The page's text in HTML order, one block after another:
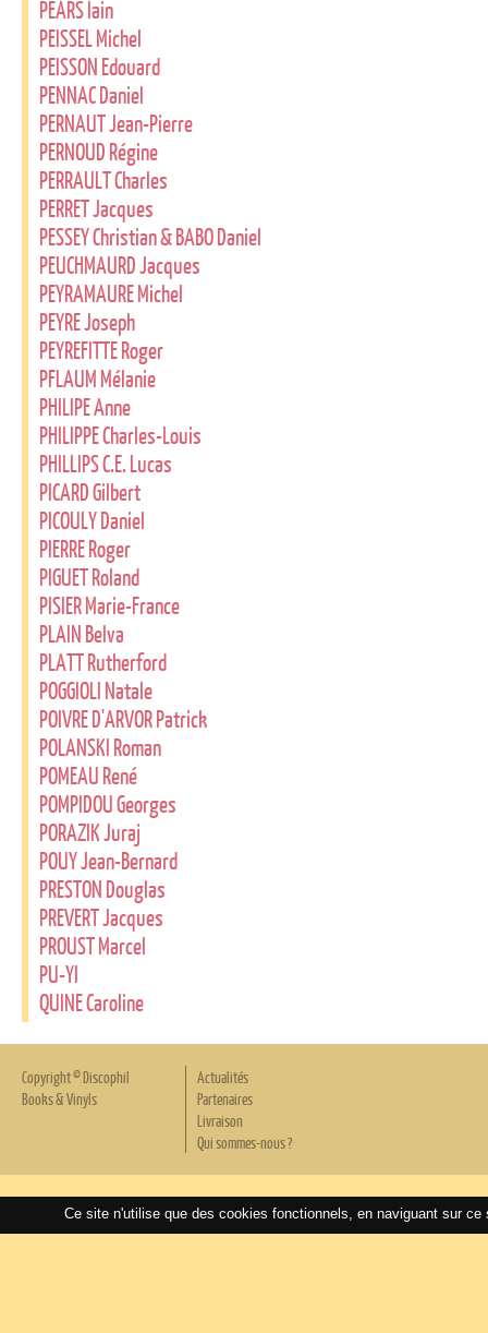
PEARS Iain
PEISSEL Michel
PEISSON Edouard
PENNAC Daniel
PERNAUT Jean-Pierre
PERNOUD Régine
PERRAULT Charles
PERRET Jacques
PESSEY Christian & BABO Daniel
PEUCHMAURD Jacques
PEYRAMAURE Michel
PEYRE Joseph
PEYREFITTE Roger
PFLAUM Mélanie
PHILIPE Anne
PHILIPPE Charles-Louis
PHILLIPS C.E. Lucas
PICARD Gilbert
PICOULY Daniel
PIERRE Roger
PIGUET Roland
PISIER Marie-France
PLAIN Belva
PLATT Rutherford
POGGIOLI Natale
POIVRE D'ARVOR Patrick
POLANSKI Roman
POMEAU René
POMPIDOU Georges
PORAZIK Juraj
POUY Jean-Bernard
PRESTON Douglas
PREVERT Jacques
PROUST Marcel
PU-YI
QUINE Caroline
Copyright © Discophil
Books & Vinyls
Actualités
Partenaires
Livraison
Qui sommes-nous ?
Ce site n'utilise que des cookies fonctionnels, en naviguant sur